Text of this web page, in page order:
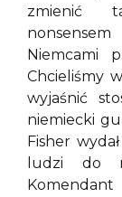
zmienić
Niemcami
Chcieliśmy
wyjaśnić
niemiecki
Fisher
ludzi do